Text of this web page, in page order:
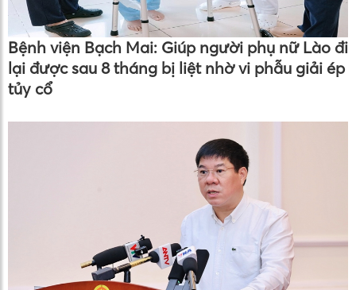
Bệnh viện Bạch Mai: Giúp người phụ nữ Lào đi
lại được sau 8 tháng bị liệt nhờ vi phẫu giải ép
tủy cổ